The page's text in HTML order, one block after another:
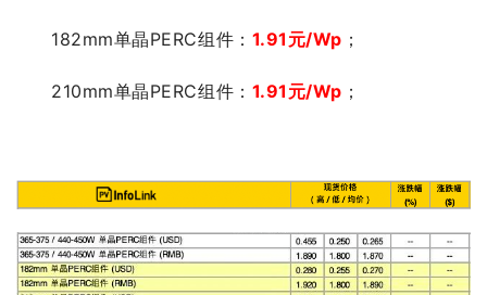
182mm单晶PERC组件： 1.91 元/Wp ；
210mm单晶PERC组件： 1.91 元/Wp ；